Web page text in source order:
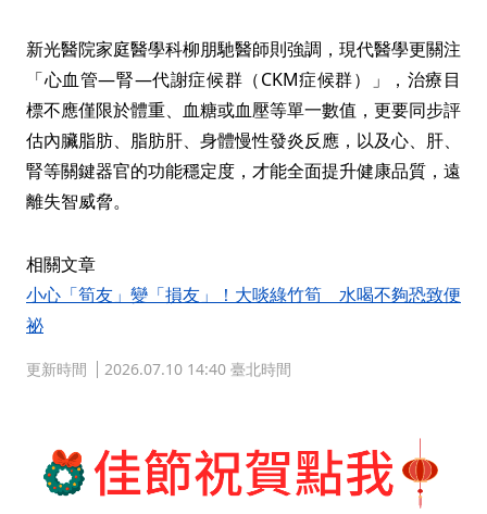
新光醫院家庭醫學科柳朋馳醫師則強調，現代醫學更關注
「心血管—腎—代謝症候群（CKM症候群）」，治療目
標不應僅限於體重、血糖或血壓等單一數值，更要同步評
估內臟脂肪、脂肪肝、身體慢性發炎反應，以及心、肝、
腎等關鍵器官的功能穩定度，才能全面提升健康品質，遠
離失智威脅。
相關文章
小心「筍友」變「損友」！大啖綠竹筍 水喝不夠恐致便
祕
更新時間 2026.07.10 14:40 臺北時間